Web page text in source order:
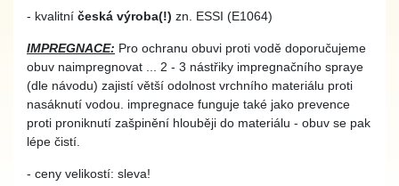
- kvalitní česká výroba(!) zn. ESSI (E1064)
IMPREGNACE: Pro ochranu obuvi proti vodě doporučujeme
obuv naimpregnovat ... 2 - 3 nástřiky impregnačního spraye
(dle návodu) zajistí větší odolnost vrchního materiálu proti
nasáknutí vodou. impregnace funguje také jako prevence
proti proniknutí zašpinění hlouběji do materiálu - obuv se pak
lépe čistí.
- ceny velikostí: sleva!